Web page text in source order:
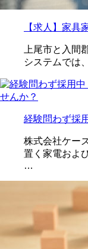
【求人】家
上尾市と入間
システムでは
経験問わず採
株式会社ケー
置く家電およ
…